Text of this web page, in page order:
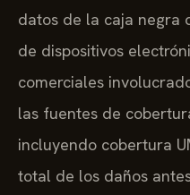
datos de la caja negra
de dispositivos
comerciales
las fuentes de
incluyendo cobertura
total de los daños